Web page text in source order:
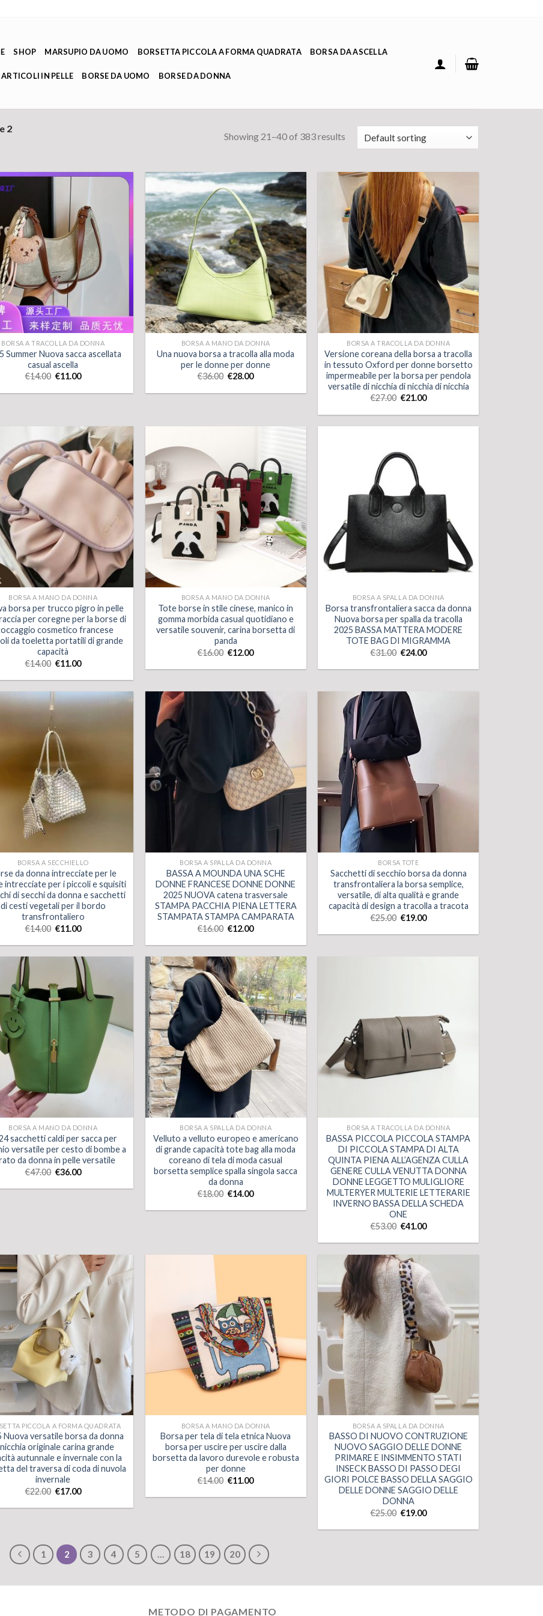
SHOP MARSUPIO DA UOMO BORSETTA PICCOLA A FORMA QUADRATA BORSA DA ASCELLA
ARTICOLI IN PELLE BORSE DA UOMO BORSE DA DONNA
2
Showing 21–40 of 383 results
BORSA A TRACOLLA DA DONNA
Summer Nuova sacca ascellata
casual ascella
€14.00 €11.00
BORSA A MANO DA DONNA
Una nuova borsa a tracolla alla moda
per le donne per donne
€36.00 €28.00
BORSA A TRACOLLA DA DONNA
Versione coreana della borsa a tracolla
in tessuto Oxford per donne borsetto
impermeabile per la borsa per pendola
versatile di nicchia di nicchia di nicchia
€27.00 €21.00
BORSA A MANO DA DONNA
borsa per trucco pigro in pelle
per coregne per la borse di
cosmetico francese
da toeletta portatili di grande
capacità
€14.00 €11.00
BORSA A MANO DA DONNA
Tote borse in stile cinese, manico in
gomma morbida casual quotidiano e
versatile souvenir, carina borsetta di
panda
€16.00 €12.00
BORSA A SPALLA DA DONNA
Borsa transfrontaliera sacca da donna
Nuova borsa per spalla da tracolla
2025 BASSA MATTERA MODERE
TOTE BAG DI MIGRAMMA
€31.00 €24.00
BORSA A SECCHIELLO
da donna intrecciate per le
intrecciate per i piccoli e squisiti
di secchi da donna e sacchetti
di cesti vegetali per il bordo
transfrontaliero
€14.00 €11.00
BORSA A SPALLA DA DONNA
BASSA A MOUNDA UNA SCHE
DONNE FRANCESE DONNE DONNE
2025 NUOVA catena trasversale
STAMPA PACCHIA PIENA LETTERA
STAMPATA STAMPA CAMPARATA
€16.00 €12.00
BORSA TOTE
Sacchetti di secchio borsa da donna
transfrontaliera la borsa semplice,
versatile, di alta qualità e grande
capacità di design a tracolla a tracota
€25.00 €19.00
BORSA A MANO DA DONNA
sacchetti caldi per sacca per
versatile per cesto di bombe a
da donna in pelle versatile
€47.00 €36.00
BORSA A SPALLA DA DONNA
Velluto a velluto europeo e americano
di grande capacità tote bag alla moda
coreano di tela di moda casual
borsetta semplice spalla singola sacca
da donna
€18.00 €14.00
BORSA A TRACOLLA DA DONNA
BASSA PICCOLA PICCOLA STAMPA
DI PICCOLA STAMPA DI ALTA
QUINTA PIENA ALL’AGENZA CULLA
GENERE CULLA VENUTTA DONNA
DONNE LEGGETTO MULIGLIORE
MULTERYER MULTERIE LETTERARIE
INVERNO BASSA DELLA SCHEDA
ONE
€53.00 €41.00
PICCOLA A FORMA QUADRATA
Nuova versatile borsa da donna
originale carina grande
autunnale e invernale con la
del traversa di coda di nuvola
invernale
€22.00 €17.00
BORSA A MANO DA DONNA
Borsa per tela di tela etnica Nuova
borsa per uscire per uscire dalla
borsetta da lavoro durevole e robusta
per donne
€14.00 €11.00
BORSA A SPALLA DA DONNA
BASSO DI NUOVO CONTRUZIONE
NUOVO SAGGIO DELLE DONNE
PRIMARE E INSIMMENTO STATI
INSECK BASSO DI PASSO DEGI
GIORI POLCE BASSO DELLA SAGGIO
DELLE DONNE SAGGIO DELLE
DONNA
€25.00 €19.00
1 2 3 4 5 … 18 19 20
METODO DI PAGAMENTO